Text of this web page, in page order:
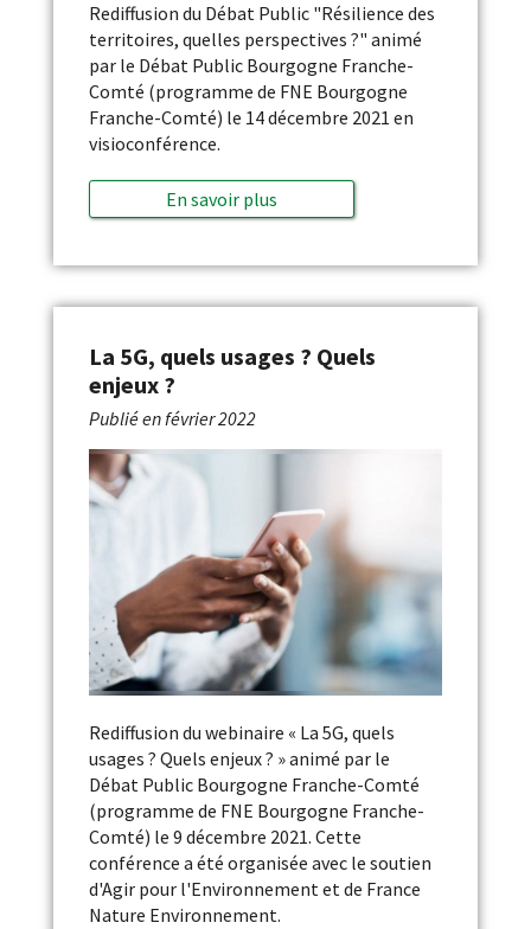
Rediffusion du Débat Public "Résilience des
territoires, quelles perspectives ?" animé
par le Débat Public Bourgogne Franche-
Comté (programme de FNE Bourgogne
Franche-Comté) le 14 décembre 2021 en
visioconférence.
En savoir plus
La 5G, quels usages ? Quels
enjeux ?
Publié enfévrier 2022
Rediffusion du webinaire « La 5G, quels
usages ? Quels enjeux ? » animé par le
Débat Public Bourgogne Franche-Comté
(programme de FNE Bourgogne Franche-
Comté) le 9 décembre 2021. Cette
conférence a été organisée avec le soutien
d'Agir pour l'Environnement et de France
Nature Environnement.